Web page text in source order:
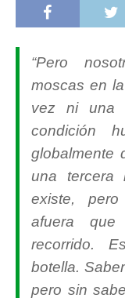
“Pero
moscas en
vez ni una
condición
globalmente
una tercera
existe,
afuera
recorrido.
botella.
pero sin